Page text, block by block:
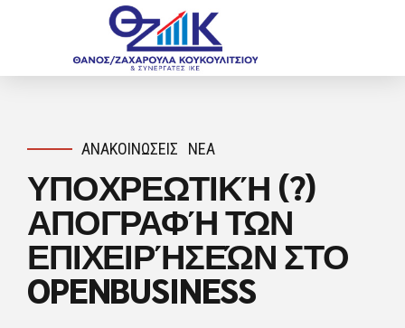
ΑΝΑΚΟΙΝΏΣΕΙΣ ΝΈΑ
ΥΠΟΧΡΕΩΤΙΚΉ (?)
ΑΠΟΓΡΑΦΉ ΤΩΝ
ΕΠΙΧΕΙΡΉΣΕΏΝ ΣΤΟ
OPENBUSINESS